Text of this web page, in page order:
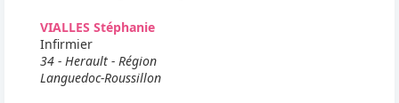
VIALLES Stéphanie
Infirmier
34 - Herault - Région
Languedoc-Roussillon